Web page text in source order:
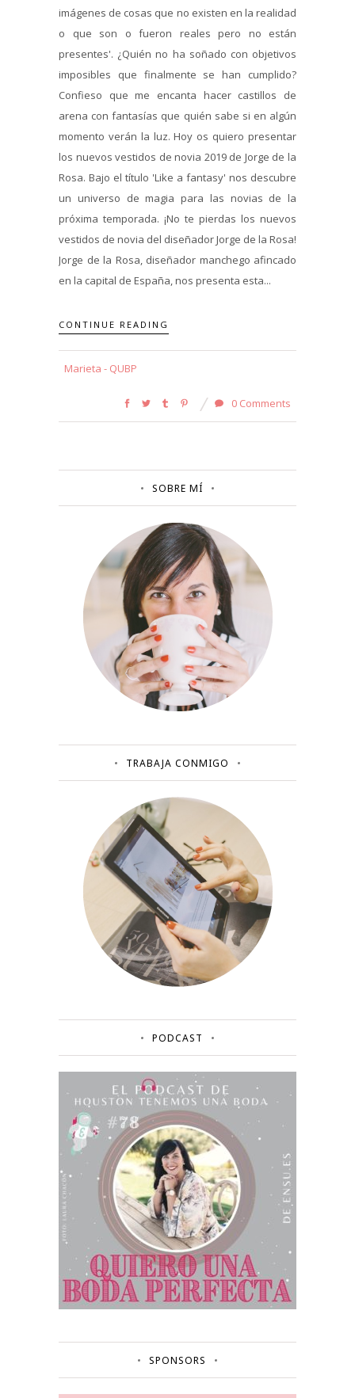
imágenes de cosas que no existen en la realidad
o que son o fueron reales pero no están
presentes'. ¿Quién no ha soñado con objetivos
imposibles que finalmente se han cumplido?
Confieso que me encanta hacer castillos de
arena con fantasías que quién sabe si en algún
momento verán la luz. Hoy os quiero presentar
los nuevos vestidos de novia 2019 de Jorge de la
Rosa. Bajo el título 'Like a fantasy' nos descubre
un universo de magia para las novias de la
próxima temporada. ¡No te pierdas los nuevos
vestidos de novia del diseñador Jorge de la Rosa!
Jorge de la Rosa, diseñador manchego afincado
en la capital de España, nos presenta esta...
CONTINUE READING
Marieta - QUBP
0 Comments
SOBRE MÍ
TRABAJA CONMIGO
PODCAST
SPONSORS